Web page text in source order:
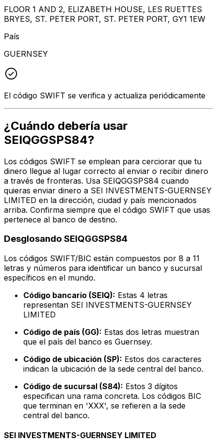
FLOOR 1 AND 2, ELIZABETH HOUSE, LES RUETTES
BRYES, ST. PETER PORT, ST. PETER PORT, GY1 1EW
País
GUERNSEY
El código SWIFT se verifica y actualiza periódicamente
¿Cuándo debería usar
SEIQGGSPS84?
Los códigos SWIFT se emplean para cerciorar que tu
dinero llegue al lugar correcto al enviar o recibir dinero
a través de fronteras. Usa SEIQGGSPS84 cuando
quieras enviar dinero a SEI INVESTMENTS-GUERNSEY
LIMITED en la dirección, ciudad y país mencionados
arriba. Confirma siempre que el código SWIFT que usas
pertenece al banco de destino.
Desglosando SEIQGGSPS84
Los códigos SWIFT/BIC están compuestos por 8 a 11
letras y números para identificar un banco y sucursal
específicos en el mundo.
Código bancario (SEIQ): Estas 4 letras
representan SEI INVESTMENTS-GUERNSEY
LIMITED
Código de país (GG): Estas dos letras muestran
que el país del banco es Guernsey.
Código de ubicación (SP): Estos dos caracteres
indican la ubicación de la sede central del banco.
Código de sucursal (S84): Estos 3 dígitos
especifican una rama concreta. Los códigos BIC
que terminan en 'XXX', se refieren a la sede
central del banco.
SEI INVESTMENTS-GUERNSEY LIMITED